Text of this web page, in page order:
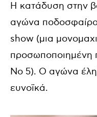
Η κατάδυση στην
αγώνα
show (μια
προσωποποιημένη
No 5). Ο αγώνα
ευνοϊκά.